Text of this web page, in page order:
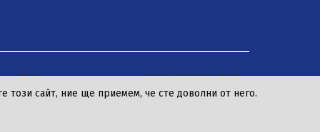
© Всички права запазени 2020 КАРАМАН ООД
този сайт, ние ще приемем, че сте доволни от него.